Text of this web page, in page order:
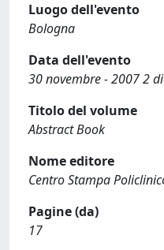
Luogo dell'evento
Bologna
Data dell'evento
30 novembre - 2007 2
Titolo del volume
Abstract Book
Nome editore
Centro Stampa
Pagine (da)
17